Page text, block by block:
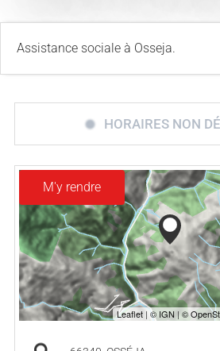
Assistance sociale à Osseja.
HORAIRES NON
M'y rendre